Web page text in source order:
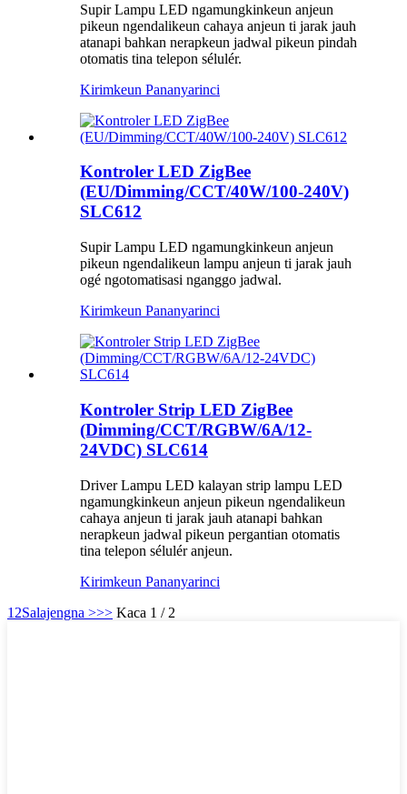
Supir Lampu LED ngamungkinkeun anjeun
pikeun ngendalikeun cahaya anjeun ti jarak jauh
atanapi bahkan nerapkeun jadwal pikeun pindah
otomatis tina telepon sélulér.
Kirimkeun Pananyarinci
Kontroler LED ZigBee
(EU/Dimming/CCT/40W/100-240V)
SLC612
Supir Lampu LED ngamungkinkeun anjeun
pikeun ngendalikeun lampu anjeun ti jarak jauh
ogé ngotomatisasi nganggo jadwal.
Kirimkeun Pananyarinci
Kontroler Strip LED ZigBee
(Dimming/CCT/RGBW/6A/12-
24VDC) SLC614
Driver Lampu LED kalayan strip lampu LED
ngamungkinkeun anjeun pikeun ngendalikeun
cahaya anjeun ti jarak jauh atanapi bahkan
nerapkeun jadwal pikeun pergantian otomatis
tina telepon sélulér anjeun.
Kirimkeun Pananyarinci
12Salajengna >>> Kaca 1 / 2